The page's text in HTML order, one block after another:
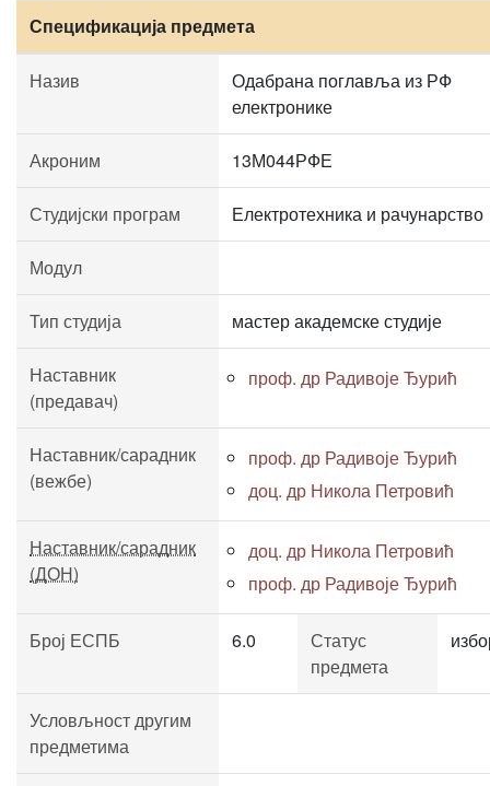
Спецификација предмета
Назив
Одабрана поглавља из РФ
електронике
Акроним 13М044РФЕ
Студијски програм Електротехника и рачунарство
Модул
Тип студија мастер академске студије
Наставник
(предавач)
проф. др Радивоје Ђурић
Наставник/сарадник
(вежбе)
проф. др Радивоје Ђурић
доц. др Никола Петровић
Наставник/сарадник
(ДОН)
доц. др Никола Петровић
проф. др Радивоје Ђурић
Број ЕСПБ 6.0
Статус
предмета
Условљност другим
предметима